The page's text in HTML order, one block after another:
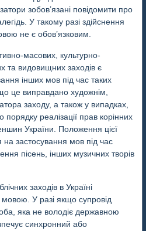
зобов’язані повідомити про
У такому разі здійснення
не є обов’язковим.
масових, культурно-
та видовищних заходів є
інших мов під час таких
це виправдано художнім,
заходу, а також у випадках,
реалізації прав корінних
України. Положення цієї
застосування мов під час
пісень, інших музичних творів
заходів в Україні
У разі якщо супровід
яка не володіє державною
синхронний або